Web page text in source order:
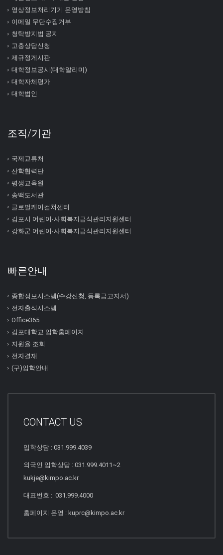
영상정보처리기기 운영방침
이메일 무단수집거부
청탁방지법 공지
고충상담신청
제규정게시판
대학정보공시(대학알리미)
대학자체평가
대학법인
조직/기관
국제교류처
산학협력단
평생교육원
송백도서관
글로벌케이컬쳐센터
김포시 어린이∙사회복지급식관리지원센터
강화군 어린이∙사회복지급식관리지원센터
빠른안내
종합정보시스템(수강신청, 등록금고지서)
전자출석시스템
Office365
김포대학교 입학홈페이지
지원율 조회
전자결재
(구)입학안내
CONTACT US
입학상담 : 031.999.4039
외국인 입학상담 : 031.999.4011~2
kukje@kimpo.ac.kr
대표번호 : 031.999.4000
홈페이지 운영 : kuprc@kimpo.ac.kr